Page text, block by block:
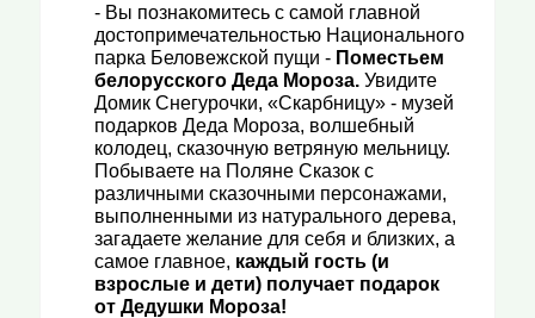
- Вы познакомитесь с самой главной
достопримечательностью Национального
парка Беловежской пущи - Поместьем
белорусского Деда Мороза.Увидите
Домик Снегурочки, «Скарбницу» - музей
подарков Деда Мороза, волшебный
колодец, сказочную ветряную мельницу.
Побываете на Поляне Сказок с
различными сказочными персонажами,
выполненными из натурального дерева,
загадаете желание для себя и близких, а
самое главное, каждый гость (и
взрослые и дети) получает подарок
от Дедушки Мороза!